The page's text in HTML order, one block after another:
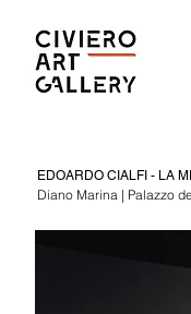
EDOARDO CIALFI - LA
Diano Marina | Palazzo